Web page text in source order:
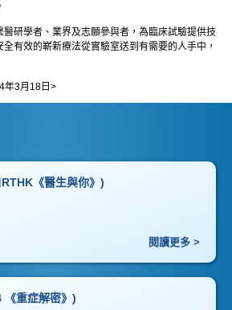
研學者、業界及志願參與者，為臨床試驗提供技
有效的嶄新療法從實驗室送到有需要的人手中，
年3月18日>
《醫生與你》)
閱讀更多 >
《重症解密》)